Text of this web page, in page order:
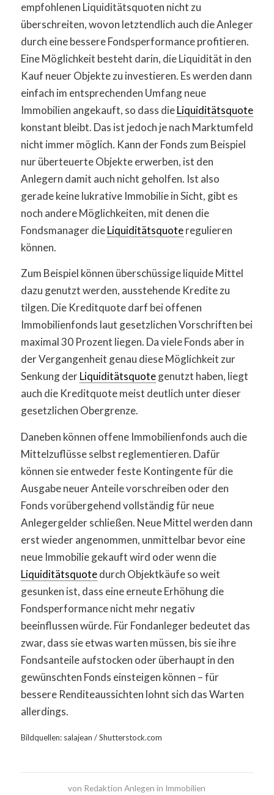
empfohlenen Liquiditätsquoten nicht zu
überschreiten, wovon letztendlich auch die Anleger
durch eine bessere Fondsperformance profitieren.
Eine Möglichkeit besteht darin, die Liquidität in den
Kauf neuer Objekte zu investieren. Es werden dann
einfach im entsprechenden Umfang neue
Immobilien angekauft, so dass dieLiquiditätsquote
konstant bleibt. Das ist jedoch je nach Marktumfeld
nicht immer möglich. Kann der Fonds zum Beispiel
nur überteuerte Objekte erwerben, ist den
Anlegern damit auch nicht geholfen. Ist also
gerade keine lukrative Immobilie in Sicht, gibt es
noch andere Möglichkeiten, mit denen die
Fondsmanager dieLiquiditätsquoteregulieren
können.
Zum Beispiel können überschüssige liquide Mittel
dazu genutzt werden, ausstehende Kredite zu
tilgen. Die Kreditquote darf bei offenen
Immobilienfonds laut gesetzlichen Vorschriften bei
maximal 30 Prozent liegen. Da viele Fonds aber in
der Vergangenheit genau diese Möglichkeit zur
Senkung derLiquiditätsquotegenutzt haben, liegt
auch die Kreditquote meist deutlich unter dieser
gesetzlichen Obergrenze.
Daneben können offene Immobilienfonds auch die
Mittelzuflüsse selbst reglementieren. Dafür
können sie entweder feste Kontingente für die
Ausgabe neuer Anteile vorschreiben oder den
Fonds vorübergehend vollständig für neue
Anlegergelder schließen. Neue Mittel werden dann
erst wieder angenommen, unmittelbar bevor eine
neue Immobilie gekauft wird oder wenn die
Liquiditätsquotedurch Objektkäufe so weit
gesunken ist, dass eine erneute Erhöhung die
Fondsperformance nicht mehr negativ
beeinflussen würde. Für Fondanleger bedeutet das
zwar, dass sie etwas warten müssen, bis sie ihre
Fondsanteile aufstocken oder überhaupt in den
gewünschten Fonds einsteigen können – für
bessere Renditeaussichten lohnt sich das Warten
allerdings.
Bildquellen: salajean / Shutterstock.com
von Redaktion Anlegen in Immobilien